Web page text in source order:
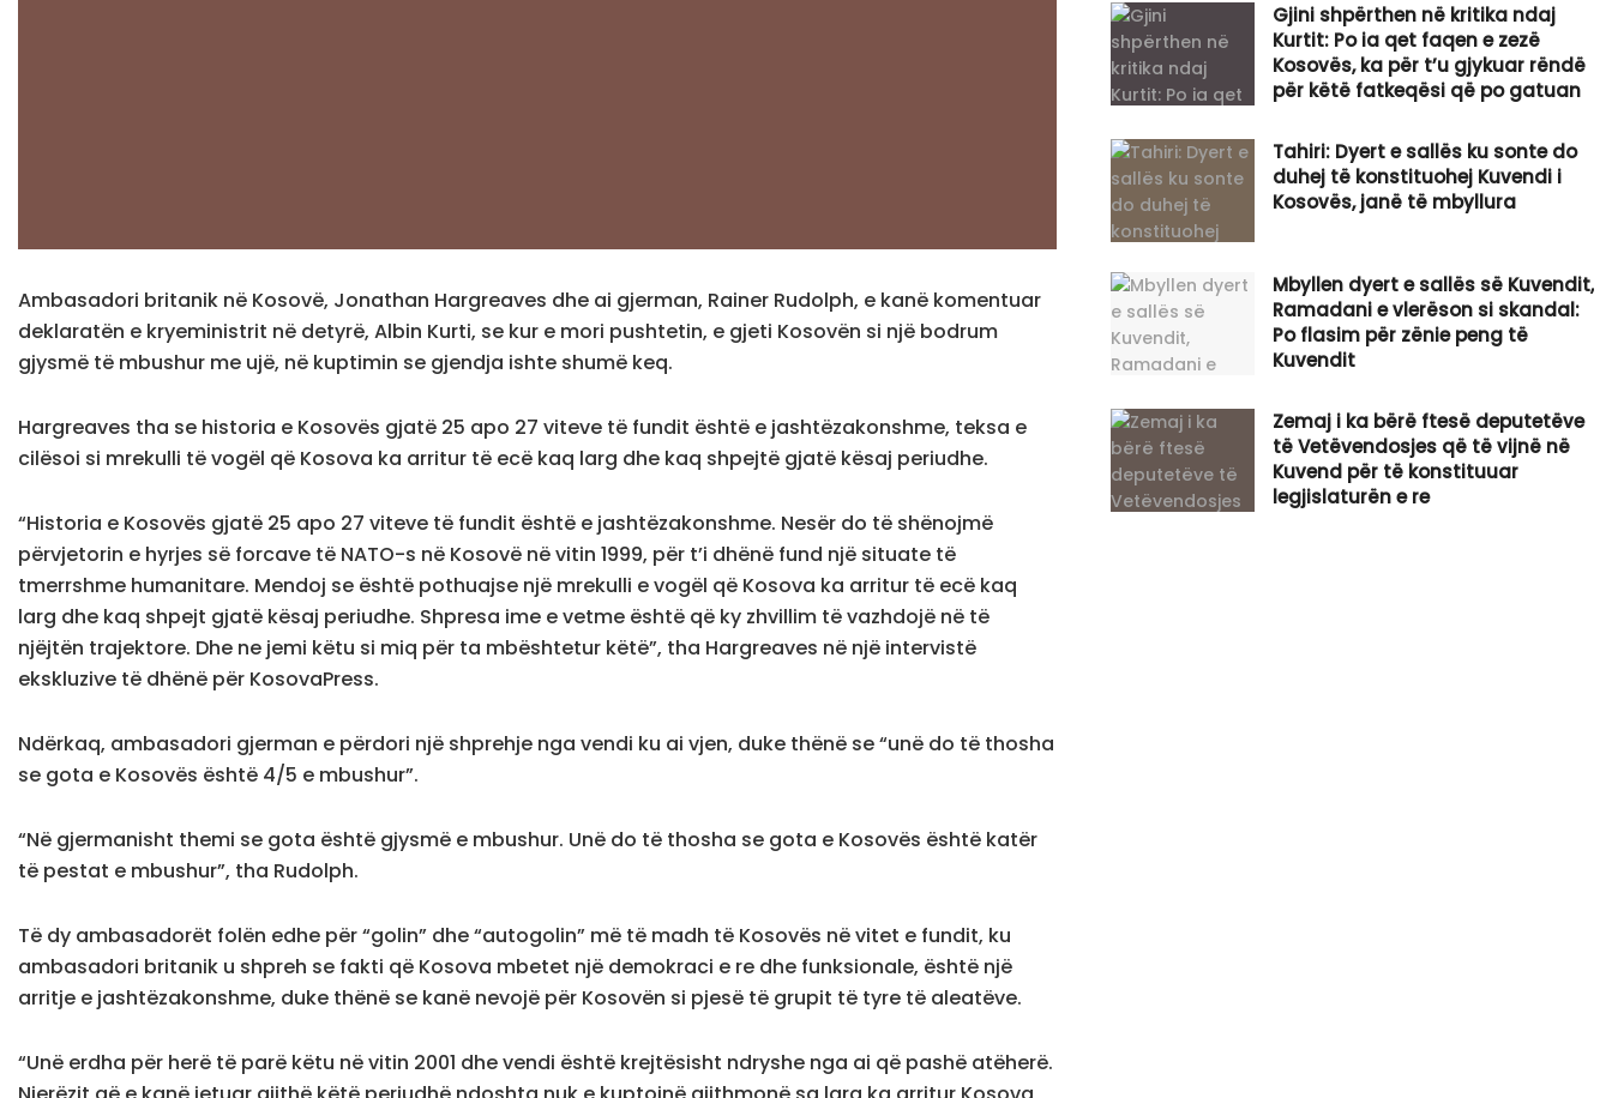
Ambasadori britanik në Kosovë, Jonathan Hargreaves dhe ai gjerman, Rainer Rudolph, e kanë komentuar
deklaratën e kryeministrit në detyrë, Albin Kurti, se kur e mori pushtetin, e gjeti Kosovën si një bodrum
gjysmë të mbushur me ujë, në kuptimin se gjendja ishte shumë keq.
Hargreaves tha se historia e Kosovës gjatë 25 apo 27 viteve të fundit është e jashtëzakonshme, teksa e
cilësoi si mrekulli të vogël që Kosova ka arritur të ecë kaq larg dhe kaq shpejtë gjatë kësaj periudhe.
“Historia e Kosovës gjatë 25 apo 27 viteve të fundit është e jashtëzakonshme. Nesër do të shënojmë
përvjetorin e hyrjes së forcave të NATO-s në Kosovë në vitin 1999, për t’i dhënë fund një situate të
tmerrshme humanitare. Mendoj se është pothuajse një mrekulli e vogël që Kosova ka arritur të ecë kaq
larg dhe kaq shpejt gjatë kësaj periudhe. Shpresa ime e vetme është që ky zhvillim të vazhdojë në të
njëjtën trajektore. Dhe ne jemi këtu si miq për ta mbështetur këtë”, tha Hargreaves në një intervistë
ekskluzive të dhënë për KosovaPress.
Ndërkaq, ambasadori gjerman e përdori një shprehje nga vendi ku ai vjen, duke thënë se “unë do të thosha
se gota e Kosovës është 4/5 e mbushur”.
“Në gjermanisht themi se gota është gjysmë e mbushur. Unë do të thosha se gota e Kosovës është katër
të pestat e mbushur”, tha Rudolph.
Të dy ambasadorët folën edhe për “golin” dhe “autogolin” më të madh të Kosovës në vitet e fundit, ku
ambasadori britanik u shpreh se fakti që Kosova mbetet një demokraci e re dhe funksionale, është një
arritje e jashtëzakonshme, duke thënë se kanë nevojë për Kosovën si pjesë të grupit të tyre të aleatëve.
“Unë erdha për herë të parë këtu në vitin 2001 dhe vendi është krejtësisht ndryshe nga ai që pashë atëherë.
Gjini shpërthen në kritika ndaj
Kurtit: Po ia qet faqen e zezë
Kosovës, ka për t’u gjykuar rëndë
për këtë fatkeqësi që po gatuan
Tahiri: Dyert e sallës ku sonte do
duhej të konstituohej Kuvendi i
Kosovës, janë të mbyllura
Mbyllen dyert e sallës së Kuvendit,
Ramadani e vlerëson si skandal:
Po flasim për zënie peng të
Kuvendit
Zemaj i ka bërë ftesë deputetëve
të Vetëvendosjes që të vijnë në
Kuvend për të konstituuar
legjislaturën e re